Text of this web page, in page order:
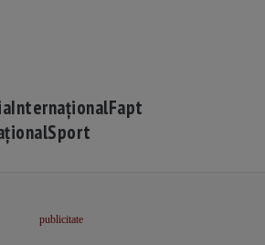
InternaționalFapt
Sport